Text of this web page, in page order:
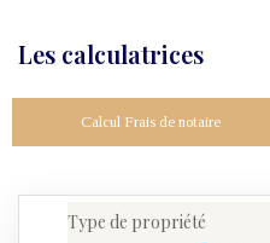
Les calculatrices
Calcul Frais de notaire